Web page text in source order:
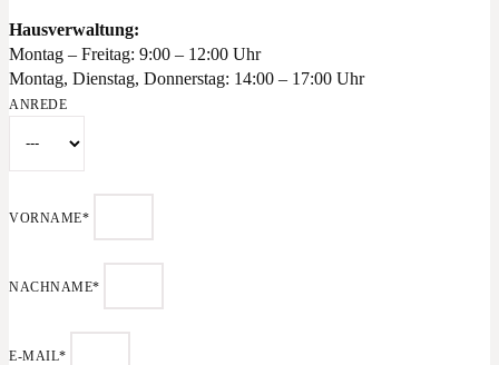
Hausverwaltung:
Montag – Freitag: 9:00 – 12:00 Uhr
Montag, Dienstag, Donnerstag: 14:00 – 17:00 Uhr
ANREDE
VORNAME*
NACHNAME*
E-MAIL*